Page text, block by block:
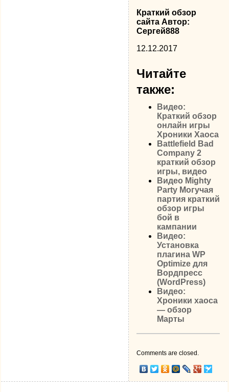
Краткий обзор
сайта Автор:
Сергей888
12.12.2017
Читайте
также:
Видео:
Краткий обзор
онлайн игры
Хроники Хаоса
Battlefield Bad
Company 2
краткий обзор
игры, видео
Видео Mighty
Party Могучая
партия краткий
обзор игры
бой в
кампании
Видео:
Установка
плагина WP
Optimize для
Вордпресс
(WordPress)
Видео:
Хроники хаоса
— обзор
Марты
Comments are closed.